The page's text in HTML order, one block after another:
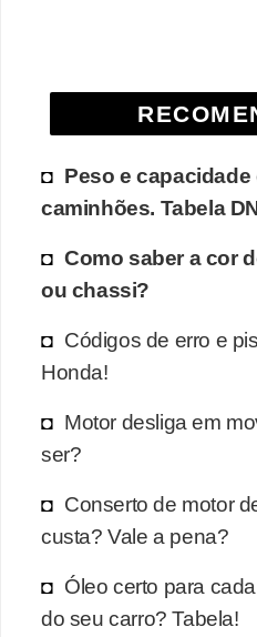
Peso e capacidade
caminhões. Tabela
Como saber a cor
ou chassi?
Códigos de erro e
Honda!
Motor desliga em
ser?
Conserto de motor
custa? Vale a pena?
Óleo certo para
do seu carro? Tabela!
f
r
C
o
m
p
a
c
a
r